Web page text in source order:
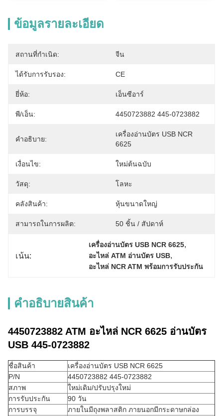
ข้อมูลรายละเอียด
สถานที่กำเนิด: จีน
ได้รับการรับรอง: CE
ยี่ห้อ: เอ็นซีอาร์
พี/เอ็น: 4450723882 445-0723882
คำอธิบาย:
เครื่องอ่านบัตร USB NCR
6625
เงื่อนไข: ใหม่ต้นฉบับ
วัสดุ: โลหะ
คลังสินค้า: หุ้นขนาดใหญ่
สามารถในการผลิต: 50 ชิ้น / สัปดาห์
เน้น:
เครื่องอ่านบัตร USB NCR 6625,
อะไหล่ ATM อ่านบัตร USB,
อะไหล่ NCR ATM พร้อมการรับประกัน
คําอธิบายสินค้า
4450723882 ATM อะไหล่ NCR 6625 อ่านบัตร
USB 445-0723882
ชื่อสินค้า
เครื่องอ่านบัตร USB NCR 6625
P/N
4450723882 445-0723882
สภาพ
ใหม่เดิม/ปรับปรุงใหม่
การรับประกัน
90 วัน
การบรรจุ
ภายในมีถุงพลาสติก ภายนอกมีกระดาษกล่อง